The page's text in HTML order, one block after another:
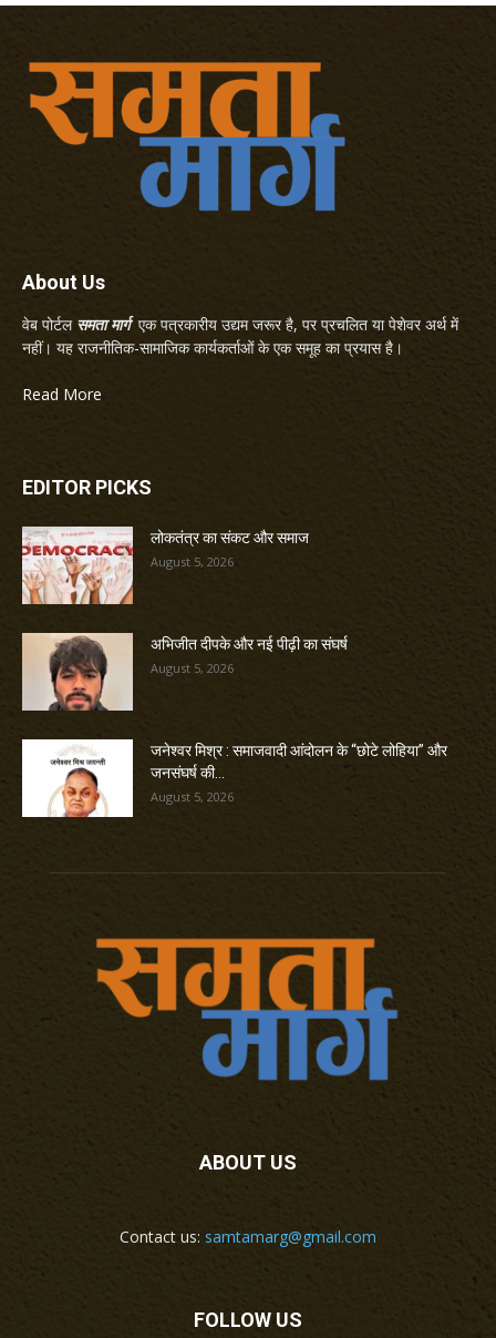
About Us
वेब पोर्टल समता मार्गएक पत्रकारीय उद्यम जरूर है, पर प्रचलित या पेशेवर अर्थ में
नहीं। यह राजनीतिक-सामाजिक कार्यकर्ताओं के एक समूह का प्रयास है।
Read More
EDITOR PICKS
लोकतंत्र का संकट और समाज
August 5, 2026
अभिजीत दीपके और नई पीढ़ी का संघर्ष
August 5, 2026
जनेश्वर मिश्र : समाजवादी आंदोलन के “छोटे लोहिया” और
जनसंघर्ष की...
August 5, 2026
ABOUT US
Contact us: samtamarg@gmail.com
FOLLOW US